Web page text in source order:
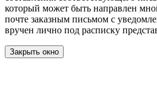
который может быть направлен
почте заказным письмом с
вручен лично под расписку
Закрыть окно